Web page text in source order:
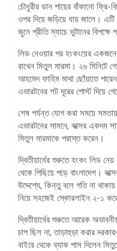
চৌধুরীর ডান পায়ের বাঁকানো ফ্রি-
ওপর দিয়ে জড়িয়ে যায় জালে।
জুনে প্রীতি ম্যাচে ভুটানের
লিড নেওয়ার পর হংকংয়ের
রাখেন মিতুল মারমা। ২৬ মিনিটে
আহমেদ ফাহিম মাথা ছোঁয়াতে
এভারটনের শট দূরের পোস্ট দিয়ে
শেষ পর্যন্ত যোগ করা সময়ে
এভারটনের সামনে, বক্সের একদম
মিতুল মারমাকে পরাস্ত করেন।
দ্বিতীয়ার্ধের শুরুতে হংকং লিড
থেকে পিছিয়ে পড়ে বাংলাদেশ।
উদ্দেশ্যে, কিন্তু বলে গতি না
নিয়ে সহজেই স্কোরলাইন ২-১
দ্বিতীয়ার্ধের শুরুতে আরেক
চাপ ছিল না, তাড়াহুড়া করার
বাইরে থেকে ব্যাক পাস দিলেন